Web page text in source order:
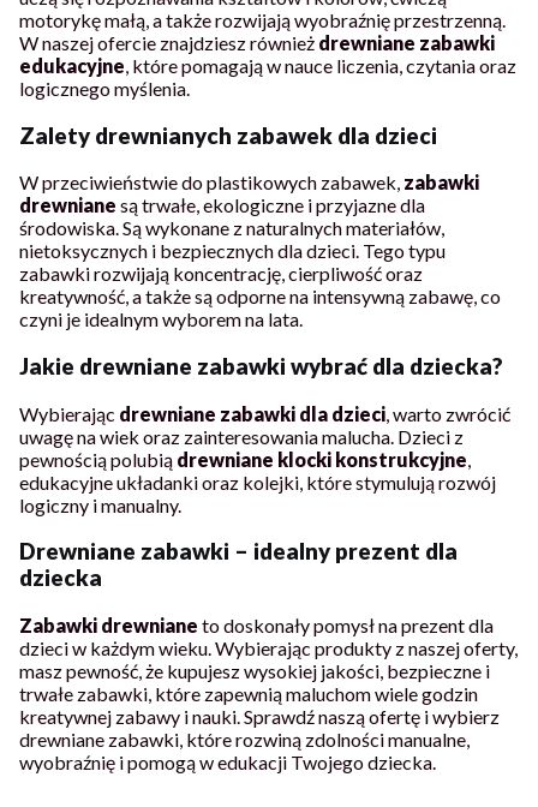
motorykę małą, a także rozwijają wyobraźnię przestrzenną.
W naszej ofercie znajdziesz również drewniane zabawki
edukacyjne, które pomagają w nauce liczenia, czytania oraz
logicznego myślenia.
Zalety drewnianych zabawek dla dzieci
W przeciwieństwie do plastikowych zabawek, zabawki
drewniane są trwałe, ekologiczne i przyjazne dla
środowiska. Są wykonane z naturalnych materiałów,
nietoksycznych i bezpiecznych dla dzieci. Tego typu
zabawki rozwijają koncentrację, cierpliwość oraz
kreatywność, a także są odporne na intensywną zabawę, co
czyni je idealnym wyborem na lata.
Jakie drewniane zabawki wybrać dla dziecka?
Wybierając drewniane zabawki dla dzieci , warto zwrócić
uwagę na wiek oraz zainteresowania malucha. Dzieci z
pewnością polubią drewniane klocki konstrukcyjne
edukacyjne układanki oraz kolejki, które stymulują rozwój
logiczny i manualny.
Drewniane zabawki – idealny prezent dla
dziecka
Zabawki drewniane to doskonały pomysł na prezent dla
dzieci w każdym wieku. Wybierając produkty z naszej oferty,
masz pewność, że kupujesz wysokiej jakości, bezpieczne i
trwałe zabawki, które zapewnią maluchom wiele godzin
kreatywnej zabawy i nauki. Sprawdź naszą ofertę i wybierz
drewniane zabawki, które rozwiną zdolności manualne,
wyobraźnię i pomogą w edukacji Twojego dziecka.